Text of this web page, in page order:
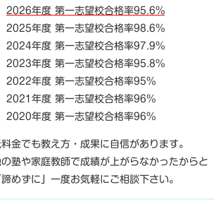
2026年度 第一志望校合格率95.6%
2025年度 第一志望校合格率98.6%
2024年度 第一志望校合格率97.9%
2023年度 第一志望校合格率95.8%
2022年度 第一志望校合格率95%
2021年度 第一志望校合格率96%
2020年度 第一志望校合格率96%
金でも教え方・成果に自信があります。
塾や家庭教師で成績が上がらなかったからと
諦めずに」一度お気軽にご相談下さい。